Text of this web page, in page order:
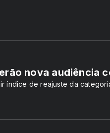
nova audiência
índice de reajuste da